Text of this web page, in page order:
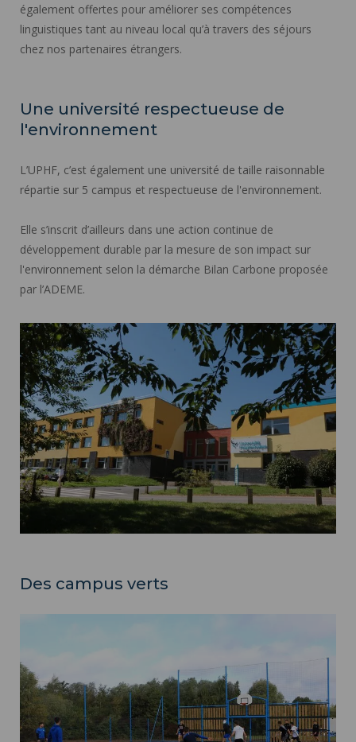
également offertes pour améliorer ses compétences
linguistiques tant au niveau local qu’à travers des séjours
chez nos partenaires étrangers.
Une université respectueuse de
l'environnement
L’UPHF, c’est également une université de taille raisonnable
répartie sur 5 campus et respectueuse de l'environnement.
Elle s’inscrit d’ailleurs dans une action continue de
développement durable par la mesure de son impact sur
l'environnement selon la démarche Bilan Carbone proposée
par l’ADEME.
Des campus verts